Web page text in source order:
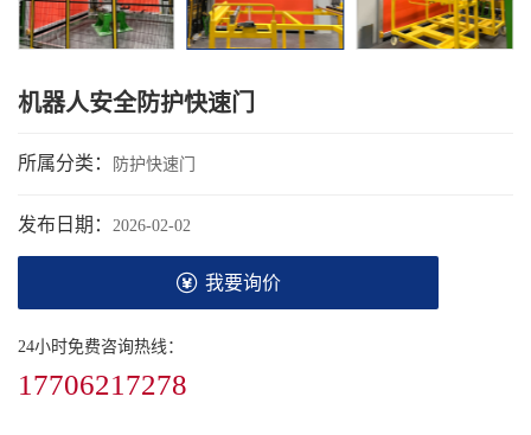
机器人安全防护快速门
所属分类： 防护快速门
发布日期： 2026-02-02
我要询价
24小时免费咨询热线：
17706217278